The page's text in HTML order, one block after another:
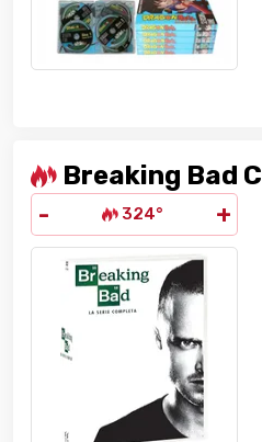
Breaking Bad
- 324° +
najlepszego
w poprzednim